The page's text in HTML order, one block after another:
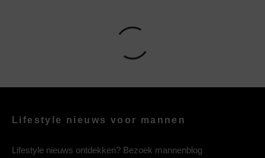
Lifestyle nieuws voor mannen
Lifestyle nieuws ontdekken? Bezoek mannenblog